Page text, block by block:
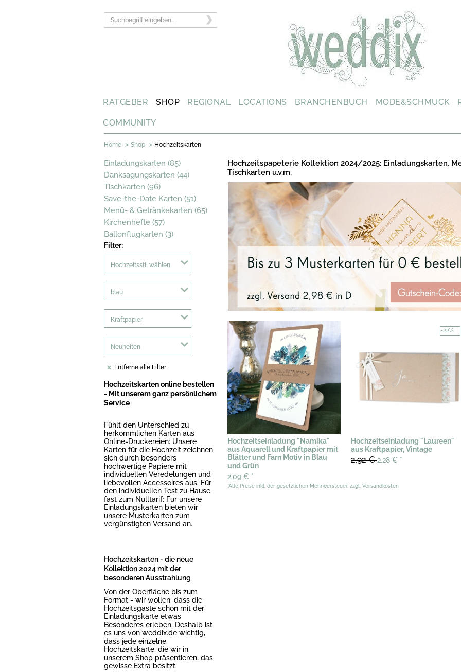
RATGEBER SHOP REGIONAL LOCATIONS BRANCHENBUCH MODE&SCHMUCK
COMMUNITY
Home > Shop > Hochzeitskarten
Einladungskarten (85)
Danksagungskarten (44)
Tischkarten (96)
Save-the-Date Karten (51)
Menü- & Getränkekarten (65)
Kirchenhefte (57)
Ballonflugkarten (3)
Filter:
Hochzeitsstil wählen
blau
Kraftpapier
Neuheiten
Entferne alle Filter
Hochzeitskarten online bestellen
- Mit unserem ganz persönlichem
Service
Fühlt den Unterschied zu
herkömmlichen Karten aus
Online-Druckereien: Unsere
Karten für die Hochzeit zeichnen
sich durch besonders
hochwertige Papiere mit
individuellen Veredelungen und
liebevollen Accessoires aus. Für
den individuellen Test zu Hause
fast zum Nulltarif: Für unsere
Einladungskarten bieten wir
unsere Musterkarten zum
vergünstigten Versand an.
Hochzeitskarten - die neue
Kollektion 2024 mit der
besonderen Ausstrahlung
Von der Oberfläche bis zum
Format - wir wollen, dass die
Hochzeitsgäste schon mit der
Einladungskarte etwas
Besonderes erleben. Deshalb ist
es uns von weddix.de wichtig,
dass jede einzelne
Hochzeitskarte, die wir in
unserem Shop präsentieren, das
gewisse Extra besitzt.
Hochzeitspapeterie Kollektion 2024/2025: Einladungskarten,
Tischkarten u.v.m.
Hochzeitseinladung "Namika"
aus Aquarell und Kraftpapier mit
Blätter und Farn Motiv in Blau
und Grün
2,09 € *
-22%
Hochzeitseinladung "Laureen"
aus Kraftpapier, Vintage
2,92 €2,28 € *
*Alle Preise inkl. der gesetzlichen Mehrwersteuer, zzgl. Versandkosten